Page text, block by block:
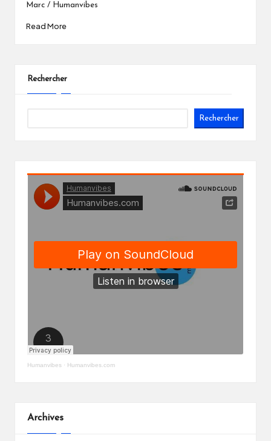
Marc / Humanvibes
Read More
Rechercher
Rechercher
Humanvibes · Humanvibes.com
Archives